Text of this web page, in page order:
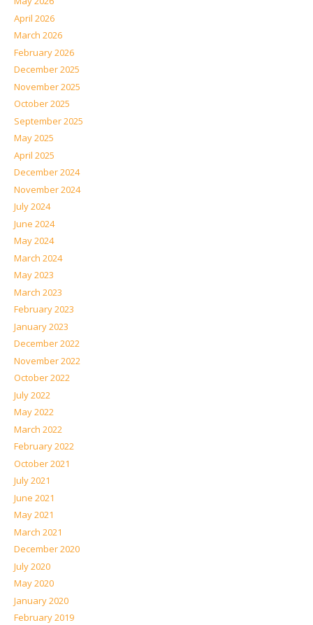
April 2026
March 2026
February 2026
December 2025
November 2025
October 2025
September 2025
May 2025
April 2025
December 2024
November 2024
July 2024
June 2024
May 2024
March 2024
May 2023
March 2023
February 2023
January 2023
December 2022
November 2022
October 2022
July 2022
May 2022
March 2022
February 2022
October 2021
July 2021
June 2021
May 2021
March 2021
December 2020
July 2020
May 2020
January 2020
February 2019